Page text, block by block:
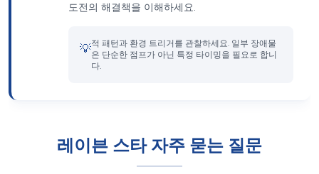
도전의 해결책을 이해하세요.
💡적 패턴과 환경 트리거를 관찰하세요. 일부 장애물
은 단순한 점프가 아닌 특정 타이밍을 필요로 합니
다.
레이븐 스타 자주 묻는 질문